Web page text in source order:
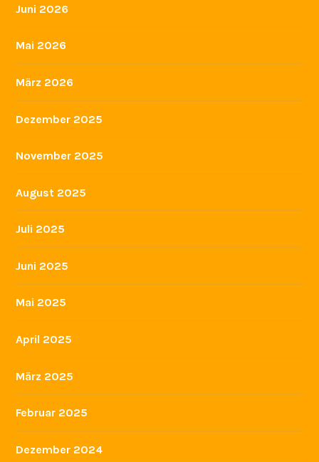
Juni 2026
Mai 2026
März 2026
Dezember 2025
November 2025
August 2025
Juli 2025
Juni 2025
Mai 2025
April 2025
März 2025
Februar 2025
Dezember 2024